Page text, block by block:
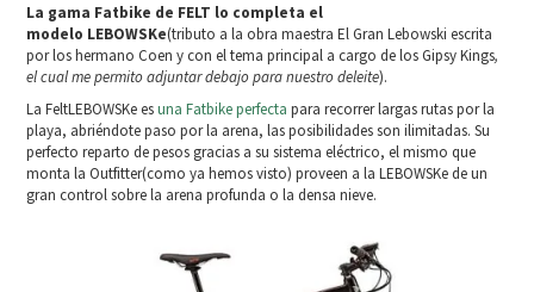
La gama Fatbike de FELT lo completa el
modelo LEBOWSKe(tributo a la obra maestra El Gran Lebowski escrita
por los hermano Coen y con el tema principal a cargo de los Gipsy Kings,
el cual me permito adjuntar debajo para nuestro deleite).
La FeltLEBOWSKe esuna Fatbike perfecta para recorrer largas rutas por la
playa, abriéndote paso por la arena, las posibilidades son ilimitadas. Su
perfecto reparto de pesos gracias a su sistema eléctrico, el mismo que
monta la Outfitter(como ya hemos visto) proveen a la LEBOWSKe de un
gran control sobre la arena profunda o la densa nieve.